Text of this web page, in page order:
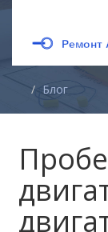
Блог